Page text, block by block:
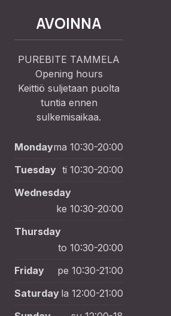
AVOINNA
PUREBITE TAMMELA
Opening hours
Keittiö suljetaan puolta
tuntia ennen
sulkemisaikaa.
Mondayma 10:30-20:00
Tuesday ti 10:30-20:00
Wednesday
ke 10:30-20:00
Thursday
to 10:30-20:00
Friday
pe 10:30-21:00
Saturday la 12:00-21:00